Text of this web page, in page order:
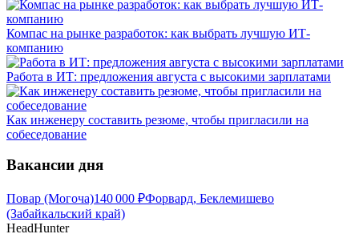
Компас на рынке разработок: как выбрать лучшую ИТ-
компанию
Работа в ИТ: предложения августа с высокими зарплатами
Как инженеру составить резюме, чтобы пригласили на
собеседование
Вакансии дня
Повар (Могоча)140 000 ₽Форвард, Беклемишево
(Забайкальский край)
HeadHunter